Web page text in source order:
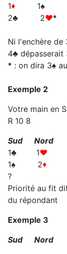
1♦ 1♠
2♣ 2♥*
Ni l'enchère de
4♣ dépasserait
* : on dira 3♠
Exemple 2
Votre main en
R 10 8
Sud Nord
1♣ 1♥
1♠ 2♦
?
Priorité au fit
du répondant
Exemple 3
Sud Nord